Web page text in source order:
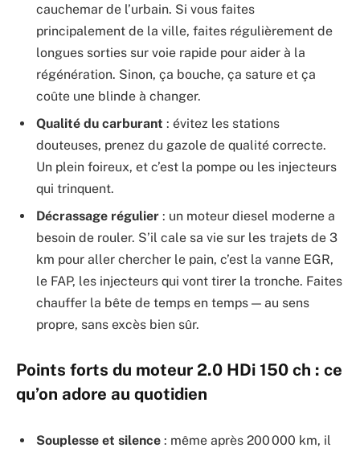
cauchemar de l’urbain. Si vous faites
principalement de la ville, faites régulièrement de
longues sorties sur voie rapide pour aider à la
régénération. Sinon, ça bouche, ça sature et ça
coûte une blinde à changer.
Qualité du carburant : évitez les stations
douteuses, prenez du gazole de qualité correcte.
Un plein foireux, et c’est la pompe ou les injecteurs
qui trinquent.
Décrassage régulier : un moteur diesel moderne a
besoin de rouler. S’il cale sa vie sur les trajets de 3
km pour aller chercher le pain, c’est la vanne EGR,
le FAP, les injecteurs qui vont tirer la tronche. Faites
chauffer la bête de temps en temps — au sens
propre, sans excès bien sûr.
Points forts du moteur 2.0 HDi 150 ch : ce
qu’on adore au quotidien
Souplesse et silence : même après 200 000 km, il